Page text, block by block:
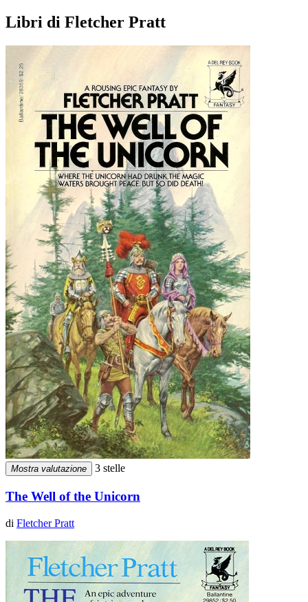
Libri di Fletcher Pratt
Mostra valutazione 3 stelle
The Well of the Unicorn
di Fletcher Pratt